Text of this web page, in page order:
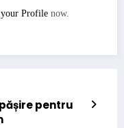
Profile now.
pentru